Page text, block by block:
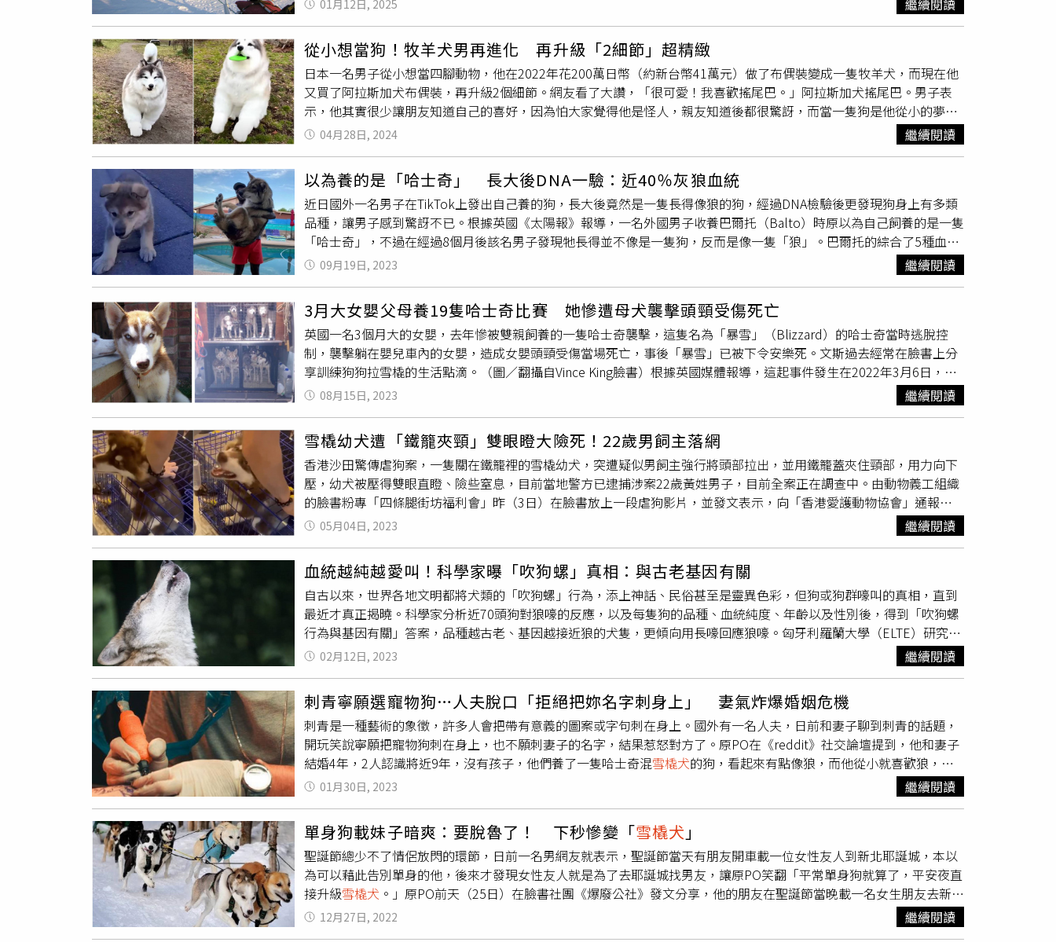
CITROËNBERLINGO 『布丁狗』— 全家人的大寵物無論是貓派、狗派 『布丁狗』就是人見人愛2019年，當CITROËN
BERLINGO在台灣首度發表時，憑藉著圓潤可愛的外型、活潑跳色的內裝設計、靈活寬敞的車室空間，以及令人驚豔的
實用機能，獲得眾多家庭用車消費者的心，也因其諧音而被暱稱『布丁狗』，饒富童趣、可愛，而『布丁狗』不只代表
CITROËN BERLINGO親切討喜的形象，更象徵著CITROËN BERLINGO就如同家中寵物般，陪伴每一段日常旅程、成為
家庭的一份子。（圖／CITROËN提供）2024年底，CITROËN BERLINGO改款車型發表上市，以CITROËN品牌的全新
「OLI旅型」設計語彙，寬敞車室空間與模組化機能設計，以及科技配備再升級，同時，延續「全家人的大寵物 – 布丁
狗」，CITROËN BERLINGO不只是守護全家的移動堡壘，更是法式風格生活的展現，無論是日常通勤、接送小孩、全家
出遊，或是帶著毛孩踏青郊遊，CITROËN BERLINGO能貼心守護每一段旅程，與全家共同開創生活中的美好回憶。無論
是喜歡狗、還是貓，『布丁狗』的貼心、可愛及高實用特性，絕對是人見人愛！歡慶CITROËN BERLINGO XTR 長軸七
人座 全新抵台展示中心推出『布丁狗』打卡互動活動，再享指定車型限量購車優惠近期歐元匯率持續攀升，寶嘉聯合宣
布25年式車型目前仍將暫時維持2024年底公告售價。CITROËN BERLINGO XTR長軸七人座車型即日起正式抵台，建議
售價133.9萬元。本週末（2025年4月12日至13日）將於全台CITROËN展示中心舉辦店頭發表活動，除展示全新抵港之
CITROËN BERLINGO XTR長軸七人座外，亦將搭配『布丁狗』打卡互動活動，展示中心內設置拍照立牌，透過不同犬種
個性對應CITROËN BERLINGO車款特質，例如：─ 邊境牧羊犬：聰明又有安全感，如同CITROËN BERLINGO『布
丁狗』的智慧座艙及全方位主被動安全科技─ 阿拉斯加
：耐力十足衝勁猛，體現CITROËN BERLINGO『布
丁狗』的充沛動能與高載運特質─ 黃金獵犬：善良討喜又可愛，展現CITROËN BERLINGO『布丁狗』的高度親和
力與獨特法式魅力─ 米格魯：靈巧萬能，對應CITROËN BERLINGO『布丁狗』的靈活座艙空間與高機能設計消費
者可自由拍照打卡，並藉由犬種形象深化CITROËN BERLINGO車款特質，享受兼具資訊性與趣味性的賞車體驗。另外，
歡慶CITROËN BERLINGO XTR長軸七人座正式抵港，寶嘉聯合也針對CITROËN BERLINGO全車系推出指定車型優惠，
2025年4月底前完成領牌即享：─ 百萬低利率財務專案─ 5年 / 15萬公里延長保固 ─ 電子後視鏡暨超廣
角前後行車記錄器（建議售價22,800 元），送完為止CITROËNBERLINGO全車系完整到位，從短軸五人座、長軸七人
座，到MAX、XTR配備等級，以及CITROËN BERLINGO VAN科技版，完整涵蓋家用與商用需求。無論溫馨家庭、熱血旅
人或專業職人，『布丁狗』都能化身最貼心、最可靠的移動夥伴，不只是全家的大寵物，更是最值得信賴的全能好幫
手！風格有你．FOR EVERYONE, LIKE NO ONE（圖／CITROËN提供）CITROËNx 味全龍 雙龍合擊 為勝而戰！
GOALFOR ONE 熱血支持職棒36年賽季2025年4月7日，寶嘉聯合正式發表CITROËN BERLINGO XTR長軸車型，同步宣
布CITROËN雪鐵龍汽車再度攜手味全龍棒球隊，以雙龍合擊的無懼氣勢與堅定決心，#Be龍WithMe聯袂征戰中華職棒第
36年賽季。攜手揭開勝利序曲，完美詮釋團隊精神與熱血信念。寶嘉聯合始終以深耕台灣為使命，堅守支持在地文化與
運動發展的承諾。自2009年起積極投入棒球運動推廣，2024年更以CITROËN雪鐵龍汽車攜手味全龍，成功串聯球場氛
圍與品牌精神，深化與消費者的情感連結，開啟品牌價值的新篇章。隨著台灣於世界棒球12強奪冠，並晉級WBC世界棒
球經典賽資格賽，棒球熱潮再度沸騰。CITROËN雪鐵龍汽車將延續2024年與味全龍的合作關係，以#Be龍WithMe理念
持續挺進2025年中華職棒第36年賽季。不僅展現再度攜手的熱情與決心，更將全力支持味全龍年度主題「GOAL FOR
ONE！」—象徵球隊與球迷齊心協力，朝著唯一目標奮勇邁進。CITROËN雪鐵龍汽車與味全龍並肩作戰，展現雙龍合擊
的強悍氣勢，共同迎向龍耀高峰。CITROËNBERLINGO XTR長軸車型上市發表媒體拍照會當天，CITROËN雪鐵龍汽車特
別邀請味全龍人氣球員陳子豪、郭天信、劉基鴻與吳東融親臨現場，與應援團吉祥物猛哥與威弟一同熱情站台，炒熱活
動氣氛。現場更舉行象徵雙方合作的交換信物儀式，展現CITROËN雪鐵龍汽車與味全龍雙龍合擊、共創龍耀的堅定決
心。（圖／CITROËN提供）CITROËN雪鐵龍 x 味全龍2025年合作重點活動揭曉：CITROËN品牌日 — 將於2025年8月16
日盛大登場！為回饋熱情支持的車主們，CITROËN將邀請車主們進場觀賽應援，不僅能近距離感受職棒賽事熱血氛圍，
更可獲得CITROËN專屬觀賽好禮包。自2024年12月至2025年6月間完成交車者，將有機會抽中限量入場名額，與家人好
友共享夏日棒球盛會。CITROËNBERLINGO XTR 長軸車型 專屬回饋驚喜！寶嘉聯合為感謝車主們的耐心等候，2024年
12月CITROËN BERLINGO發表上市即訂購的首批CITROËN BERLINGO XTR 長軸七人座車型車主們，將特別贈送「味全
龍 - 台北大巨蛋主場賽事門票」，邀請車主們進場觀戰，見證賽事榮耀，共度難忘時光！除此之外，為回饋現場觀賽的
球迷及車迷朋友們，並鼓勵味全龍球員們揮出好表現，CITROËN雪鐵龍汽車特別規劃天母球場例行賽事贈獎活動，每一
場例行賽中味全龍球員們揮出的安打擊中 CITROËN 雪鐵龍汽車於左外野的全壘打牆廣告，便會抽出幸運觀眾獲得
送該名球員及抽出幸運觀眾CITROËN 雪鐵龍汽車1:18模型車（建議售價超過 NT$ 5,000元），不僅讓球員們於球場盡情
發揮實力，更希望為球迷及車迷朋友們帶來精彩的比賽內容。寶嘉聯合行銷暨產品總監 蘇嘉明表示：「身為從職棒元年
即開始觀賽的資深球迷，能以品牌之名支持味全龍棒球隊，對我而言不僅是一項合作，更是一段深刻的情感連結。今
年，以『GOAL FOR ONE』為號召，CITROËN雪鐵龍汽車將與味全龍、球迷同心同行，期待龍軍在球場上全力衝刺，再
創高峰，#Be龍WithMe，為球迷帶來更多熱情與感動。」未來，CITROËN雪鐵龍汽車持續深度參與味全龍各項活動，與
球迷一同見證每一場精彩時刻。2025 年賽季，CITROËN雪鐵龍 x 味全龍熱血應援，龍眾一心，全力以赴——GOAL FOR
宣示對格陵蘭島北部及其未開發的礦產資源的主權。這塊位處北極的廣闊冰原，富含煤炭、礦石和礦物，儘管極不適合
軍部隊之一，負責在格林蘭島巡邏，並保衛其對格陵蘭島的主權。每年秋天，6支雪橇隊（每隊由2名丹麥皇家海軍士兵
駕駛）要花長達6個月的時間，在16萬平方公里的區域內巡邏。他們是這片面積相當於丹麥3倍大的廣闊荒野中，唯一的
民族。每隊最多配有14隻狗狗，一天的巡邏距離通常為30公里。晚上，士兵們躲進一個高科技帳篷裡。即使在隆冬時
節，狗狗也會睡在外面。該部隊選擇性培育格陵蘭犬（Greenland Dog），以提高其耐力和力量。每隻狗工作五年，從
服役到退役，天狼星巡邏隊的犬隻，將拉雪橇超過2萬公里。至於在該部隊服役的2年期間，每名士兵每月可獲得2萬
2000丹麥克朗（新台幣約9萬5528元）的薪水。他們的北極訓練包括訓練狗狗、建造緊急雪地庇護所和尋找食物。除了
必須面對嚴酷的天氣和可怕的低溫外，天狼星巡邏隊員還要應對其他一系列挑戰，例如突然出現的北極熊和意外事故。
有趣的是，丹麥國王腓特烈十世曾是這支部隊的一員。冷戰早已結束，但格陵蘭島仍是一個令人嚮往的領土，因為這裡
擁有豐富的石油和礦產。由於邊界爭議，北極地區的地緣政治緊張局勢加劇，天狼星雪橇巡邏隊的任務，變得更加重
要。
01月12日, 2025 繼續閱讀
從小想當狗！牧羊犬男再進化 再升級「2細節」超精緻
日本一名男子從小想當四腳動物，他在2022年花200萬日幣（約新台幣41萬元）做了布偶裝變成一隻牧羊犬，而現在他
又買了阿拉斯加犬布偶裝，再升級2個細節。網友看了大讚，「很可愛！我喜歡搖尾巴。」阿拉斯加犬搖尾巴。男子表
示，他其實很少讓朋友知道自己的喜好，因為怕大家覺得他是怪人，親友知道後都很驚訝，而當一隻狗是他從小的夢
想，他在小學畢冊寫，「我想成為一隻狗，到外面溜達」，用四隻腳做狗會做的事。男子在YT頻道「動物になりたい（I
want to be an animal）」的影片簡介寫道，他穿上逼真的狗布偶裝，變成了一隻狗，實現了成為動物的夢想，這次他打
握手的動作，還躲在樹幹後面，模樣可愛，而這隻阿拉斯加雪橇犬，比之前的「牧羊犬」更逼真，尾巴能擺動，張嘴的
動作也更自然。影片曝光後，網友紛紛留言「天啊，尾巴還能搖」、「漂亮的小狗服裝」、「當你來到那棵樹時，我希
望你能抬腿噴射」、「很可愛！我喜歡搖尾巴」、「新品種解鎖！非常可愛和毛茸茸的小狗」、「歡迎來到新的狗服裝
時代」。日男扮牧羊犬。
04月28日, 2024 繼續閱讀
以為養的是「哈士奇」 長大後DNA一驗：近40％灰狼血統
近日國外一名男子在TikTok上發出自己養的狗，長大後竟然是一隻長得像狼的狗，經過DNA檢驗後更發現狗身上有多類
品種，讓男子感到驚訝不已。根據英國《太陽報》報導，一名外國男子收養巴爾托（Balto）時原以為自己飼養的是一隻
「哈士奇」，不過在經過8個月後該名男子發現牠長得並不像是一隻狗，反而是像一隻「狼」。巴爾托的綜合了5種血
統，其中灰狼的基因占最多。（圖／翻攝thebravebalto TikTok）據報導，男子對此感到相當疑惑，於是帶著巴爾托去
，17.5％g是德國牧羊犬、14.8％是西
伯利亞哈士奇，還有5.8％是薩摩耶犬。現在該名男子經營的TikTok帳號上有3萬多名粉絲，上面每一則影片都是男子與
巴爾托的相處日常。雖然巴爾托已經長成了「狼樣」，但是行為與一般大型犬沒什麼不同，也有網友看到影片後表示
「牠太漂亮了，我愛死牠了！從小狗到大狗，現在更帥了。」
09月19日, 2023 繼續閱讀
3月大女嬰父母養19隻哈士奇比賽 她慘遭母犬襲擊頭頸受傷死亡
英國一名3個月大的女嬰，去年慘被雙親飼養的一隻哈士奇襲擊，這隻名為「暴雪」（Blizzard）的哈士奇當時逃脫控
制，襲擊躺在嬰兒車內的女嬰，造成女嬰頭頸受傷當場死亡，事後「暴雪」已被下令安樂死。文斯過去經常在臉書上分
享訓練狗狗拉雪橇的生活點滴。（圖／翻攝自Vince King臉書）根據英國媒體報導，這起事件發生在2022年3月6日，當
時女嬰的父親文斯（VinceKing）和母親卡倫（Karen Alcock）帶著年僅3個月大的女兒，一起到林地訓練比賽犬，當晚
就發生悲劇。當天他們一共載了19隻哈士奇，車上裝有可上鎖的籠子，沒想到其中一組狗跑完一輪後，文斯準備讓另外
出去。接著「暴雪」襲擊了躺在嬰兒車內熟睡的女嬰，造成女嬰當場死亡，經調查發現，女嬰死於頭部和頸部傷勢。英
國父母養了19隻哈士奇，在某次意外中，3個月大的女兒被狗咬死。（圖／翻攝自Vince King臉書）根據報導，55歲的文
斯退伍後參加了大約20年的雪橇犬比賽，並自己飼養訓練哈士奇，而41歲的獸醫護士女友卡倫（Karen Alcock），自
2019年交往後一直陪同文斯參賽。卡倫在2022年12月認罪，承認自己作為飼主或負責管理這隻犬隻有疏失，文斯原先
打算出庭為自己辯護，但後來也承認上述罪行。針對這起女嬰命案，當地刑事法庭法官指出，「暴雪做了一件你們都沒
有預料到的可怕的事，這將給你們的餘生帶來沉重的負擔」，法官14日宣判，文斯處10個月有期徒刑，緩刑2年和100小
時服務時數，而卡倫則被判處8個月刑期，緩刑2年並須完成 80小時服務時數，至於暴雪，已被下令安樂死。英國父母養
了19隻哈士奇，在某次意外中，3個月大的女兒被狗咬死。（圖／翻攝自推特）
08月15日, 2023 繼續閱讀
雪橇幼犬遭「鐵籠夾頸」雙眼瞪大險死！22歲男飼主落網
香港沙田驚傳虐狗案，一隻關在鐵籠裡的雪橇幼犬，突遭疑似男飼主強行將頭部拉出，並用鐵籠蓋夾住頸部，用力向下
壓，幼犬被壓得雙眼直瞪、險些窒息，目前當地警方已逮捕涉案22歲黃姓男子，目前全案正在調查中。由動物義工組織
的臉書粉專「四條腿街坊福利會」昨（3日）在臉書放上一段虐狗影片，並發文表示，向「香港愛護動物協會」通報有
人虐待寵物，但對方竟說要拍攝者自行報案，「因為無人指證，即使警察認同片中行為已構成『虐待動物』，在未能舉
證及成功提告下，收隊！涉案者完全逍遙法外！」不過不久後粉專再度更新貼文，透露警方已立案調查，並逮捕涉案
人。殘忍畫面曝光後，引起網友怒罵，「還是不是人啊，這樣都做得出來」、「這些人遲早被狗咬」、「那些人只有一
條路，下地獄」、「為什麼要這麼殘忍呀，可以不愛，但不要傷害阿！」當地警方表示，已於5月3日凌晨1時許，接獲
一名50歲姓陳女子報案，懷疑有狗狗遭到不當對待，並在沙田區的「插桅杆村」逮捕一名涉嫌虐待動物的黃姓男子，而
受虐幼犬也已經被送往香港愛護動物協會安置。
05月04日, 2023 繼續閱讀
血統越純越愛叫！科學家曝「吹狗螺」真相：與古老基因有關
自古以來，世界各地文明都將犬類的「吹狗螺」行為，添上神話、民俗甚至是靈異色彩，但狗或狗群嚎叫的真相，直到
最近才真正揭曉。科學家分析近70頭狗對狼嚎的反應，以及每隻狗的品種、血統純度、年齡以及性別後，得到「吹狗螺
行為與基因有關」答案，品種越古老、基因越接近狼的犬隻，更傾向用長嚎回應狼嚎。匈牙利羅蘭大學（ELTE）研究團
隊指出，狗跟狼作為演化上近親，擁有大量相似的個體或群體行為，但人類的馴化「破壞」了嚎叫的原始意義，導致狼
和狗的嚎叫有聲學結構和功能上的不同。但研究團隊還是在模擬情境的實驗中，驗證吹狗螺是源自於狼群時代的溝通、
其中哈士奇、雪橇犬、柴犬、秋田犬和北京犬這些基因上跟狼較近似的品種，便是研究團隊測試的68種純種犬裡，最傾
向用長嚎回應狼嚎聲錄音的犬隻；拉不拉多、大丹狗、迷你貴賓以及拳師犬，這些經由人類雜交出現的品種，則因不太
能理解狼嚎的內容，較常用吠叫回應，以及更常出現緊張情緒。值得注意的是，年齡與性別也會「不分純度和品種」，
很大程度影響測試犬對狼嚎的反應，其中5歲或5歲以上的雄犬或閹割後雄犬，是最能理解狼嚎並用吹狗螺回應的類型，
較年幼或更年長而失去個體競爭力的雄犬，以及雌犬，則容易有緊張反應出現。研究團隊認為，該實驗驗證了吹狗螺源
自於狼嚎聲的假設，古老且純度更高的狗，能理解狼嚎背後的意義，察覺自己誤入狼群領地，進而用長嚎迴避以自保。
此外，相較於「純又老」品種的本能反應，「雜又新」品種更常把嚎叫聲作為跟主人溝通的一種方法，讓吹狗螺從基因
近似的物種溝通，變成跨物種溝通，也可見人類對狗的馴化不只改變外型，連個性和行為也有極大差異。
02月12日, 2023 繼續閱讀
刺青寧願選寵物狗…人夫脫口「拒絕把妳名字刺身上」 妻氣炸爆婚姻危機
刺青是一種藝術的象徵，許多人會把帶有意義的圖案或字句刺在身上。國外有一名人夫，日前和妻子聊到刺青的話題，
開玩笑說寧願把寵物狗刺在身上，也不願刺妻子的名字，結果惹怒對方了。原PO在《reddit》社交論壇提到，他和妻子
結婚4年，2人認識將近9年，沒有孩子，他們養了一隻哈士奇混雪橇犬的狗，看起來有點像狼，而他從小就喜歡狼，因
此對寵物更疼愛有加。某天妻子給他看一個網路迷因，內容是取笑把狼臉紋在身上有多糟糕，他身上沒有任何刺青，也
沒有這個想法，當下便開玩笑表示：「我會把我們的狗狗的臉刺在身上」。怎料妻子馬上臉垮，詢問：「為什麼要刺我
們的狗，而不是我的名字？」原PO解釋因為自己喜歡狼，而且養的狗看起來很像，並強調自己不打算在皮膚留下任何人
的名字或臉，反問：「為什麼要？」他還以為2人是在講玩笑話，卻沒想妻子是真的不高興。原PO表示寧願刺寵物狗的
圖，也不願刺妻子的名字。（示意圖／翻攝自pexels）原PO尊重妻子有權利難過，但不解自己錯在哪，因為刺青在夫妻
倆的生活中從來都不重要，他也不覺得重要，「如果出於某種原因變得重要，我想我對自己的身體使用有發言權」，並
坦承有人對他生氣時，他真的不知該怎麼辦，「即使我認為我沒有冒犯他們」。貼文一出，掀起一番議論，網友紛紛留
言，「除了紀念外，一般來說刺名字不是好主意」、「你的妻子反應過度了，但背後可能還有更多原因，她在這段關係
01月30日, 2023 繼續閱讀
單身狗載妹子暗爽：要脫魯了！ 下秒慘變「雪橇犬 」
聖誕節總少不了情侶放閃的環節，日前一名男網友就表示，聖誕節當天有朋友開車載一位女性友人到新北耶誕城，本以
為可以藉此告別單身的他，後來才發現女性友人就是為了去耶誕城找男友，讓原PO笑翻「平常單身狗就算了，平安夜直
接升級雪橇犬 。」原PO前天（25日）在臉書社團《爆廢公社》發文分享，他的朋友在聖誕節當晚載一名女生朋友去新北
耶誕城，心裡想說終於要「脫魯了」，沒想到抵達目的地後才發現對方到耶誕城是為了找男友，讓原PO直接笑翻「平常
直接戳到我的笑點，笑死」、「不錯
12月27日, 2022 繼續閱讀